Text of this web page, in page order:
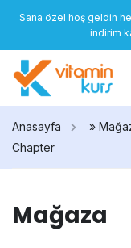
Sana özel hoş geldin
indirim
Anasayfa »
Chapter
Mağaza